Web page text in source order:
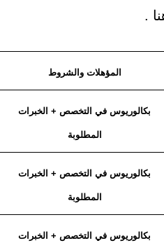
المؤهلات والشروط
بكالوريوس في التخصص + الخبرات
المطلوبة
بكالوريوس في التخصص + الخبرات
المطلوبة
بكالوريوس في التخصص + الخبرات